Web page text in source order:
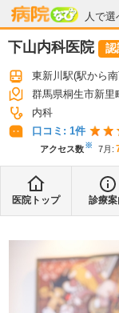
人で
病院な
下山内科医院 認
東新川駅(駅から
群馬県桐生市新里
内科
口コミ: 1件
アクセス数※ 7月 :
医院トップ 診療案